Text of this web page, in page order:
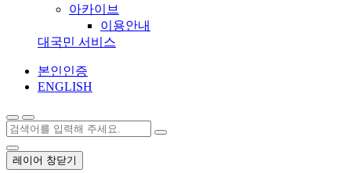
아카이브
이용안내
대국민 서비스
본인인증
ENGLISH
레이어 창닫기